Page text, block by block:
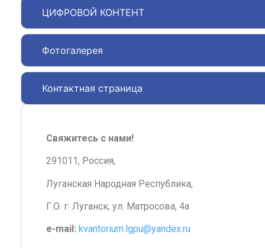
ЦИФРОВОЙ КОНТЕНТ
Фотогалерея
Контактная страница
Свяжитесь с нами!
291011, Россия,
Луганская Народная Республика,
Г.О. г. Луганск, ул. Матросова, 4а
e-mail: kvantorium.lgpu@yandex.ru